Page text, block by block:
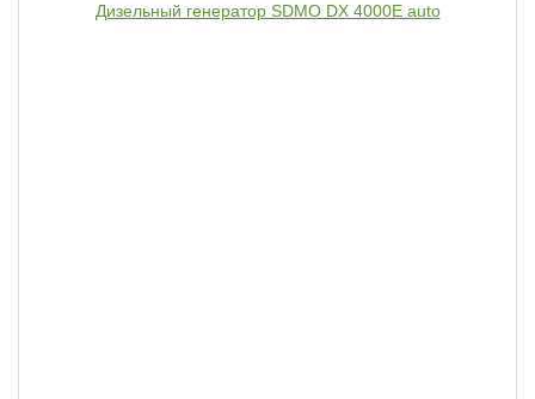
Дизельный генератор SDMO DX 4000E auto